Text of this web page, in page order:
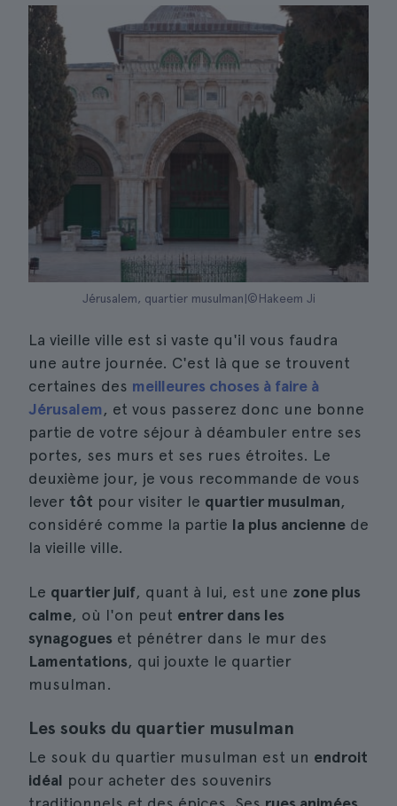
Jérusalem, quartier musulman|©Hakeem Ji
La vieille ville est si vaste qu'il vous faudra
une autre journée. C'est là que se trouvent
certaines des meilleures choses à faire à
Jérusalem, et vous passerez donc une bonne
partie de votre séjour à déambuler entre ses
portes, ses murs et ses rues étroites. Le
deuxième jour, je vous recommande de vous
lever tôt pour visiter le quartier musulman,
considéré comme la partie la plus ancienne de
la vieille ville.
Le quartier juif, quant à lui, est une zone plus
calme, où l'on peut entrer dans les
synagogues et pénétrer dans le mur des
Lamentations, qui jouxte le quartier
musulman.
Les souks du quartier musulman
Le souk du quartier musulman est un endroit
idéal pour acheter des souvenirs